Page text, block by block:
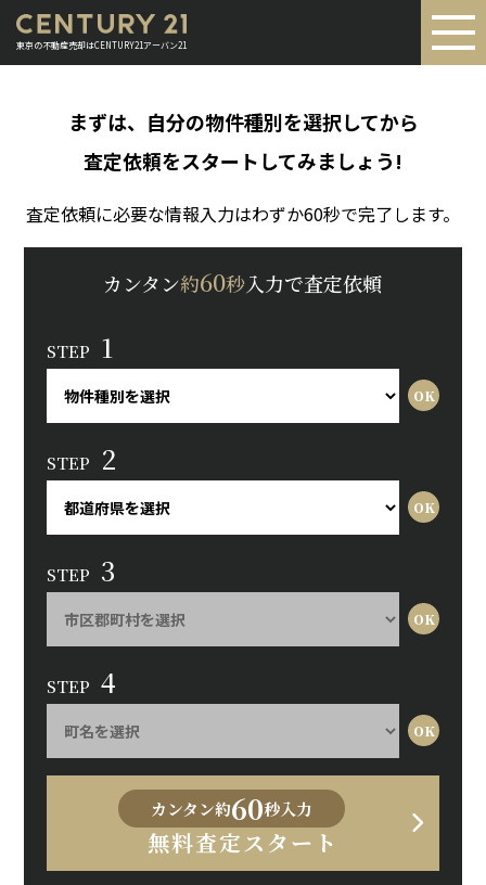
東京の不動産売却はCENTURY21アーバン21
まずは、自分の物件種別を選択してから
査定依頼をスタートしてみましょう!
査定依頼に必要な情報入力はわずか60秒で完了します。
カンタン約60秒入力で査定依頼
STEP 1
STEP 2
STEP 3
STEP 4
カンタン約60秒入力
無料査定スタート